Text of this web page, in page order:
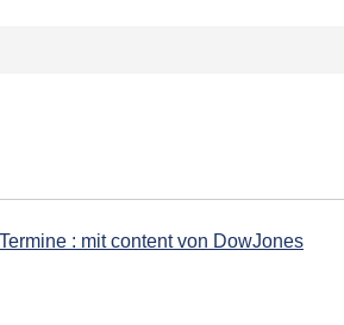
: mit content von DowJones